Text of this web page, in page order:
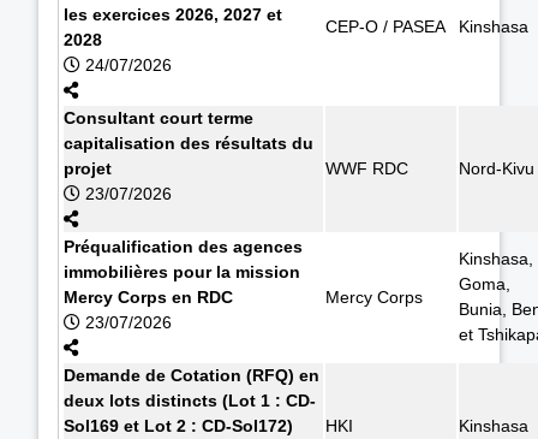
les exercices 2026, 2027 et
2028
24/07/2026
CEP-O / PASEA Kinshasa
Consultant court terme
capitalisation des résultats du
projet
23/07/2026
WWF RDC Nord-Kivu
Préqualification des agences
immobilières pour la mission
Mercy Corps en RDC
23/07/2026
Mercy Corps
Kinshasa,
Goma,
Bunia,
et
Demande de Cotation (RFQ) en
deux lots distincts (Lot 1 : CD-
Sol169 et Lot 2 : CD-Sol172)
HKI Kinshasa